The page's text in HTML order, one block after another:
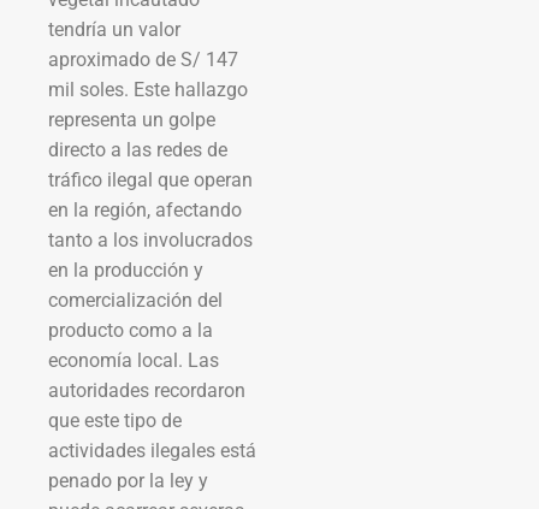
tendría un valor
aproximado de S/ 147
mil soles. Este hallazgo
representa un golpe
directo a las redes de
tráfico ilegal que operan
en la región, afectando
tanto a los involucrados
en la producción y
comercialización del
producto como a la
economía local. Las
autoridades recordaron
que este tipo de
actividades ilegales está
penado por la ley y